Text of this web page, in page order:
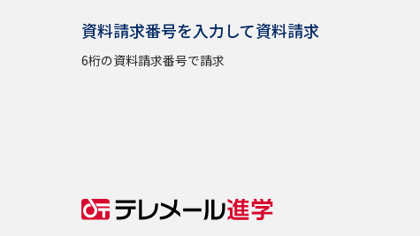
資料請求番号を入力して資料請求
6桁の資料請求番号で請求